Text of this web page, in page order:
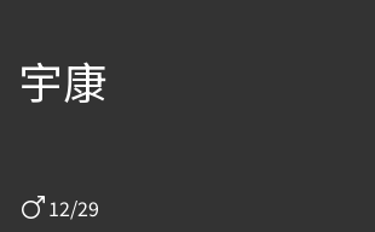
宇康
12/29